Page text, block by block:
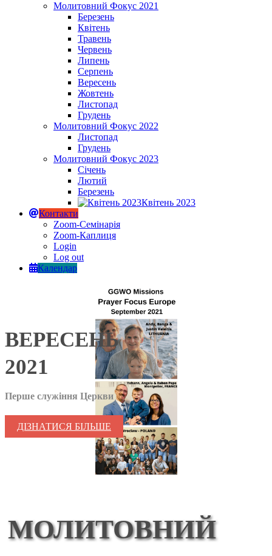
Молитовний Фокус 2021
Березень
Квітень
Травень
Червень
Липень
Серпень
Вересень
Жовтень
Листопад
Грудень
Молитовний Фокус 2022
Листопад
Грудень
Молитовний Фокус 2023
Січень
Лютий
Березень
Квітень 2023
Контакти
Zoom-Семінарія
Zoom-Каплиця
Login
Log out
Календар
ВЕРЕСЕНЬ
2021
Перше служіння Церкви
ДІЗНАТИСЯ БІЛЬШЕ
МОЛИТОВНИЙ